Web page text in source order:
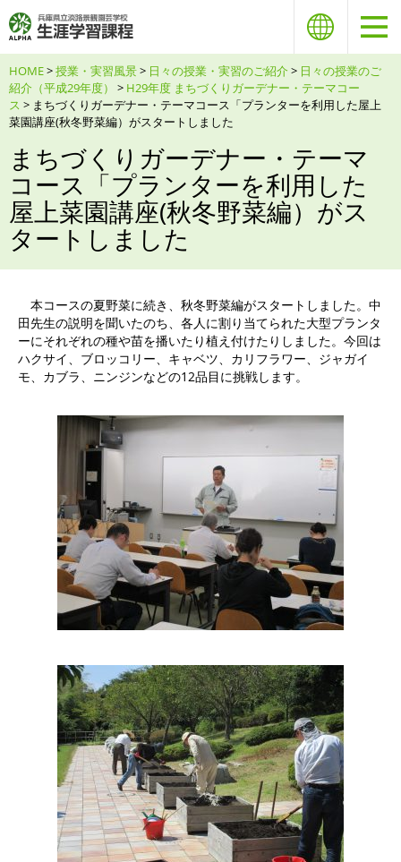
HOME>授業・実習風景> 日々の授業・実習のご紹介> 日々の授業のご
紹介（平成29年度）
> H29年度 まちづくりガーデナー・テーマコー
ス > まちづくりガーデナー・テーマコース「プランターを利用した屋上
菜園講座(秋冬野菜編）がスタートしました
まちづくりガーデナー・テーマ
コース「プランターを利用した
屋上菜園講座(秋冬野菜編）がス
タートしました
本コースの夏野菜に続き、秋冬野菜編がスタートしました。中
田先生の説明を聞いたのち、各人に割り当てられた大型プランタ
ーにそれぞれの種や苗を播いたり植え付けたりしました。今回は
ハクサイ、ブロッコリー、キャベツ、カリフラワー、ジャガイ
モ、カブラ、ニンジンなどの12品目に挑戦します。